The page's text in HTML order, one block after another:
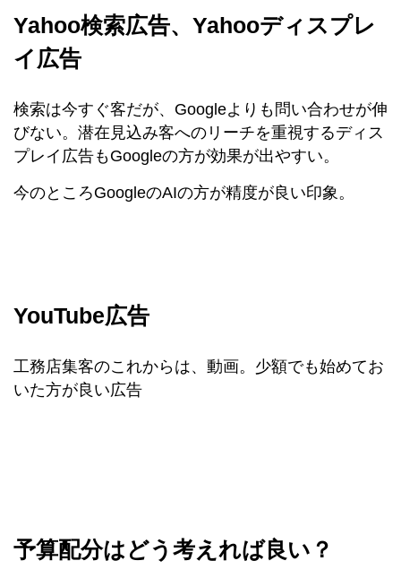
Yahoo検索広告、Yahooディスプレ
イ広告
検索は今すぐ客だが、Googleよりも問い合わせが伸
びない。潜在見込み客へのリーチを重視するディス
プレイ広告もGoogleの方が効果が出やすい。
今のところGoogleのAIの方が精度が良い印象。
YouTube広告
工務店集客のこれからは、動画。少額でも始めてお
いた方が良い広告
予算配分はどう考えれば良い？